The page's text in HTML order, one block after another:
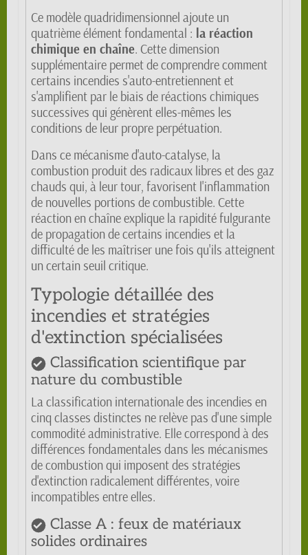
Ce modèle quadridimensionnel ajoute un
quatrième élément fondamental : la réaction
chimique en chaîne. Cette dimension
supplémentaire permet de comprendre comment
certains incendies s'auto-entretiennent et
s'amplifient par le biais de réactions chimiques
successives qui génèrent elles-mêmes les
conditions de leur propre perpétuation.
Dans ce mécanisme d'auto-catalyse, la
combustion produit des radicaux libres et des gaz
chauds qui, à leur tour, favorisent l'inflammation
de nouvelles portions de combustible. Cette
réaction en chaîne explique la rapidité fulgurante
de propagation de certains incendies et la
difficulté de les maîtriser une fois qu'ils atteignent
un certain seuil critique.
Typologie détaillée des
incendies et stratégies
d'extinction spécialisées
Classification scientifique par
nature du combustible
La classification internationale des incendies en
cinq classes distinctes ne relève pas d'une simple
commodité administrative. Elle correspond à des
différences fondamentales dans les mécanismes
de combustion qui imposent des stratégies
d'extinction radicalement différentes, voire
incompatibles entre elles.
Classe A : feux de matériaux
solides ordinaires